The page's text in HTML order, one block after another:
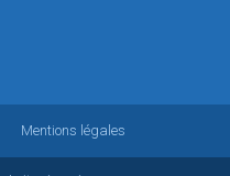
Mentions légales